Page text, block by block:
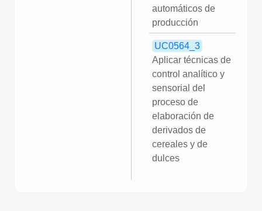
automáticos de
producción
UC0564_3
Aplicar técnicas de
control analítico y
sensorial del
proceso de
elaboración de
derivados de
cereales y de
dulces